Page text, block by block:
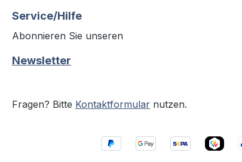
Service/Hilfe
Abonnieren Sie unseren
Newsletter
Fragen? Bitte Kontaktformular nutzen.